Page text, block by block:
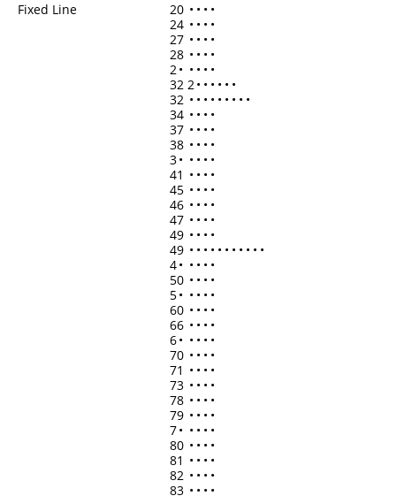
Fixed Line
20 • • • •
24 • • • •
27 • • • •
28 • • • •
2• • • • •
32 2• • • • • •
32 • • • • • • • • •
34 • • • •
37 • • • •
38 • • • •
3• • • • •
41 • • • •
45 • • • •
46 • • • •
47 • • • •
49 • • • •
49 • • • • • • • • • • •
4• • • • •
50 • • • •
5• • • • •
60 • • • •
66 • • • •
6• • • • •
70 • • • •
71 • • • •
73 • • • •
78 • • • •
79 • • • •
7• • • • •
80 • • • •
81 • • • •
82 • • • •
83 • • • •